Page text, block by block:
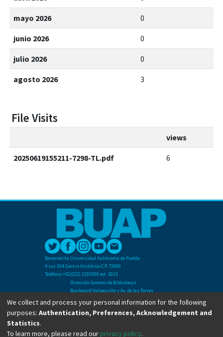
mayo 2026 0
junio 2026 0
julio 2026 0
agosto 2026 3
File Visits
views
20250619155211-7298-TL.pdf 6
Benemérita Universidad Autónoma de Puebla
4 sur 104 Centro Histórico C.P. 72000
Teléfono +52(222) 2295500 ext. 5013
Dirección General de Bibliotecas
Boulevard Valsequillo y Av. de las Torres
Ciudad Universitaria. Col. San Manuel
C.P. 72570
Teléfono +52 (222) 2295500 Ext 2901
We collect and process your personal information for the following
purposes: Authentication, Preferences, Acknowledgement and
Statistics.
To learn more, please read our privacy policy.